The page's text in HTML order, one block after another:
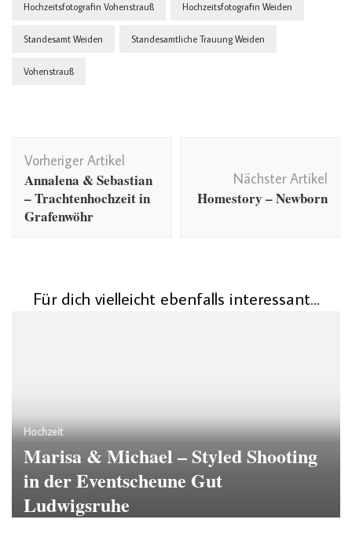
Hochzeitsfotografin Vohenstrauß Hochzeitsfotografin Weiden
Standesamt Weiden Standesamtliche Trauung Weiden
Vohenstrauß
Beitragsnavigation
Vorheriger Artikel
Annalena & Sebastian
– Trachtenhochzeit in
Grafenwöhr
Nächster Artikel
Homestory – Newborn
Für dich vielleicht ebenfalls interessant...
Hochzeit
Marisa & Michael – Styled Shooting
in der Eventscheune Gut
Ludwigsruhe